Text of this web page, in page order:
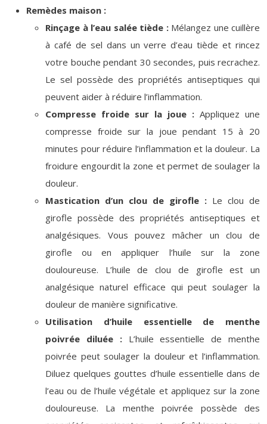
Remèdes maison :
Rinçage à l’eau salée tiède : Mélangez une cuillère
à café de sel dans un verre d’eau tiède et rincez
votre bouche pendant 30 secondes, puis recrachez.
Le sel possède des propriétés antiseptiques qui
peuvent aider à réduire l’inflammation.
Compresse froide sur la joue : Appliquez une
compresse froide sur la joue pendant 15 à 20
minutes pour réduire l’inflammation et la douleur. La
froidure engourdit la zone et permet de soulager la
douleur.
Mastication d’un clou de girofle : Le clou de
girofle possède des propriétés antiseptiques et
analgésiques. Vous pouvez mâcher un clou de
girofle ou en appliquer l’huile sur la zone
douloureuse. L’huile de clou de girofle est un
analgésique naturel efficace qui peut soulager la
douleur de manière significative.
Utilisation d’huile essentielle de menthe
poivrée diluée : L’huile essentielle de menthe
poivrée peut soulager la douleur et l’inflammation.
Diluez quelques gouttes d’huile essentielle dans de
l’eau ou de l’huile végétale et appliquez sur la zone
douloureuse. La menthe poivrée possède des